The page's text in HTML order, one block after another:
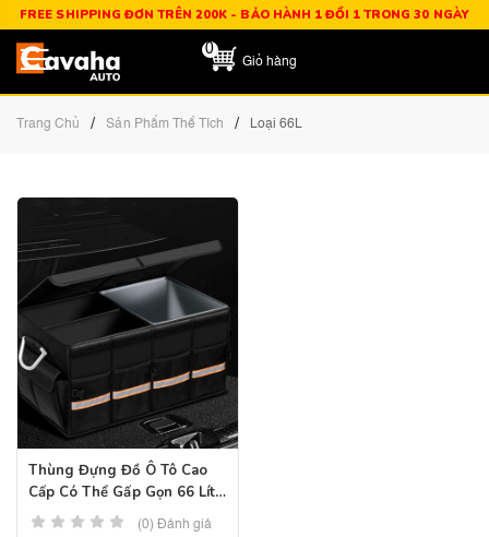
FREE SHIPPING ĐƠN TRÊN 200K - BẢO HÀNH 1 ĐỔI 1 TRONG 30 NGÀY
0
Giỏ hàng
Trang Chủ / Sản Phẩm Thể Tích / Loại 66L
Thùng Đựng Đồ Ô Tô Cao
Cấp Có Thể Gấp Gọn 66 Lít,
36 Lít
(0) Đánh giá